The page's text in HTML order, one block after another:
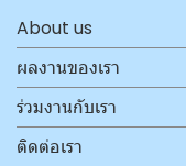
About us
ผลงานของเรา
ร่วมงานกับเรา
ติดต่อเรา